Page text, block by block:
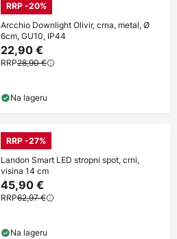
RRP -20%
Arcchio Downlight Olivir, crna, metal, Ø
6cm, GU10, IP44
22,90 €
RRP28,90 €
Na lageru
RRP -27%
Landon Smart LED stropni spot, crni,
visina 14 cm
45,90 €
RRP62,97 €
Na lageru